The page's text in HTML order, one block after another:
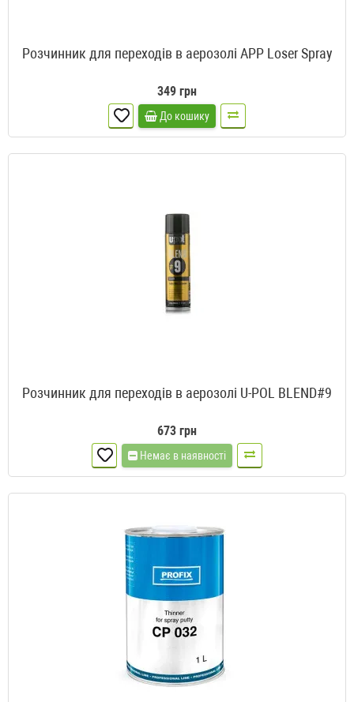
Розчинник для переходів в аерозолі APP Loser Spray
349 грн
До кошику
Розчинник для переходів в аерозолі U-POL BLEND#9
673 грн
Немає в наявності